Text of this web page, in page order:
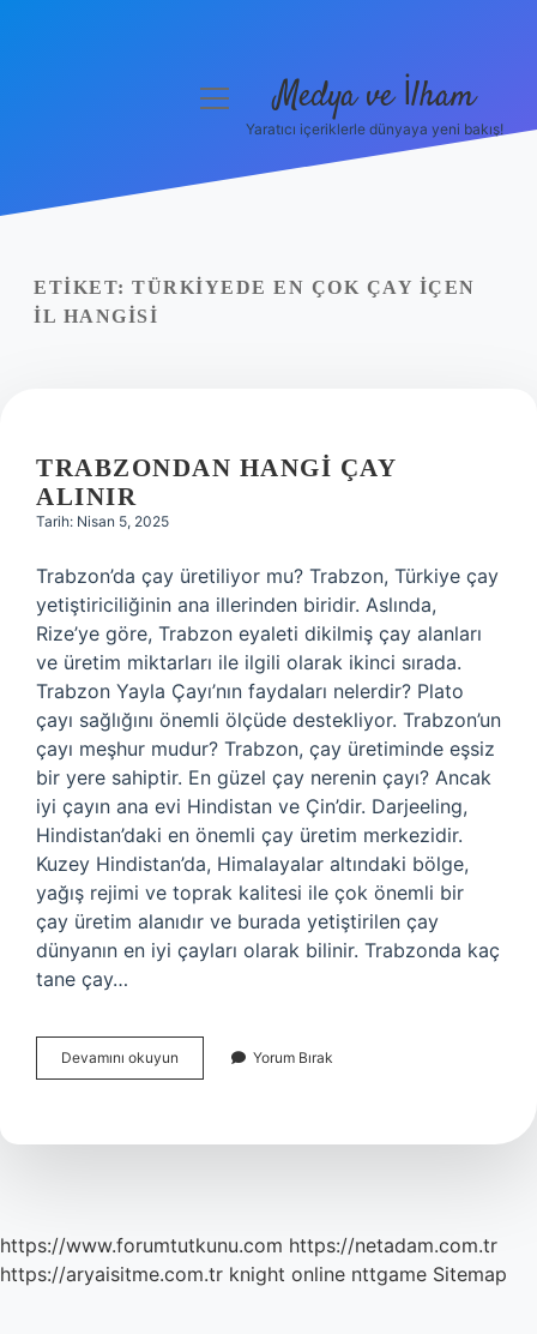
Yasal Uyarı
menüyüMedya ve İlham
Yaratıcı içeriklerle dünyaya yeni bakış!
ETIKET: TÜRKIYEDE EN ÇOK ÇAY IÇEN
IL HANGISI
TRABZONDAN HANGI ÇAY
ALINIR
Tarih: Nisan 5, 2025
Trabzon’da çay üretiliyor mu? Trabzon, Türkiye çay
yetiştiriciliğinin ana illerinden biridir. Aslında,
Rize’ye göre, Trabzon eyaleti dikilmiş çay alanları
ve üretim miktarları ile ilgili olarak ikinci sırada.
Trabzon Yayla Çayı’nın faydaları nelerdir? Plato
çayı sağlığını önemli ölçüde destekliyor. Trabzon’un
çayı meşhur mudur? Trabzon, çay üretiminde eşsiz
bir yere sahiptir. En güzel çay nerenin çayı? Ancak
iyi çayın ana evi Hindistan ve Çin’dir. Darjeeling,
Hindistan’daki en önemli çay üretim merkezidir.
Kuzey Hindistan’da, Himalayalar altındaki bölge,
yağış rejimi ve toprak kalitesi ile çok önemli bir
çay üretim alanıdır ve burada yetiştirilen çay
dünyanın en iyi çayları olarak bilinir. Trabzonda kaç
tane çay…
Devamını okuyun Trabzondan
Hangi
Yorum Bırak
https://www.forumtutkunu.com https://netadam.com.tr
https://aryaisitme.com.tr knight online nttgame Sitemap